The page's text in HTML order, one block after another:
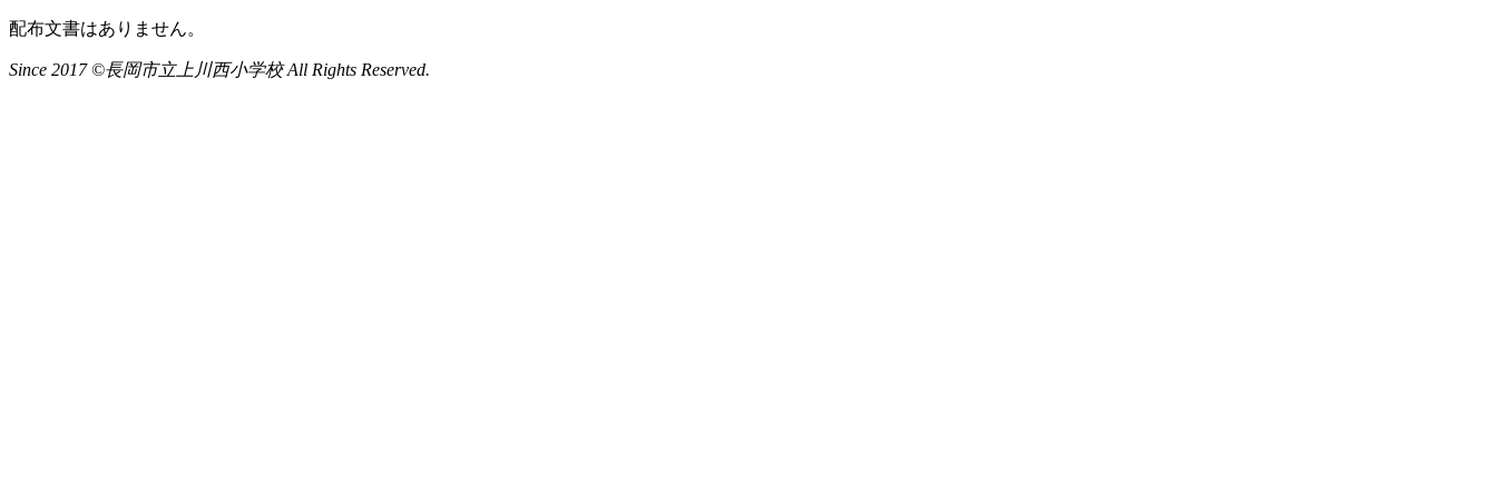
配布文書はありません。
Since 2017 ©長岡市立上川西小学校 All Rights Reserved.